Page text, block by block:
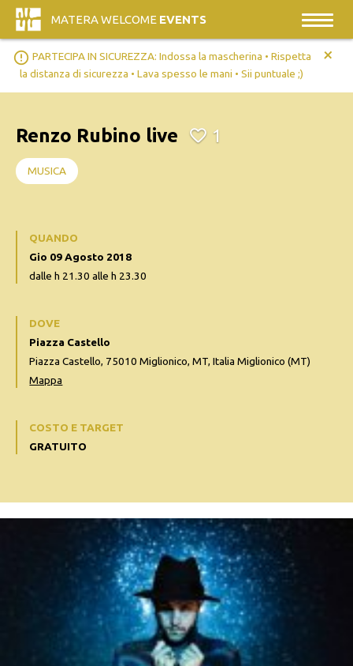
MATERA WELCOME EVENTS
error_outline PARTECIPA IN SICUREZZA: Indossa la mascherina • Rispetta
la distanza di sicurezza • Lava spesso le mani • Sii puntuale ;)
+
Renzo Rubino live 1
MUSICA
QUANDO
Gio 09 Agosto 2018
dalle h 21.30 alle h 23.30
DOVE
Piazza Castello
Piazza Castello, 75010 Miglionico, MT, Italia Miglionico (MT)
Mappa
COSTO E TARGET
GRATUITO